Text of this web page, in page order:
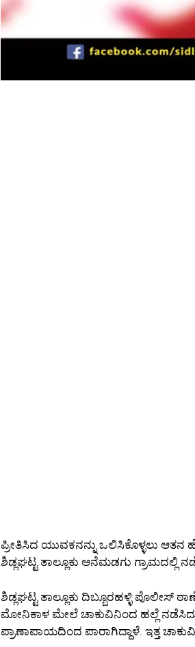
ಪ್ರೀತಿಸಿದ ಯುವಕನನ್ನು ಒಲಿಸಿಕೊಳ್ಳಲು
ಶಿಡ್ಲಘಟ್ಟ ತಾಲ್ಲೂಕು ಆನೆಮಡಗು ಗ್ರಾಮದಲ್ಲಿ
ಶಿಡ್ಲಘಟ್ಟ ತಾಲ್ಲೂಕು ದಿಬ್ಬೂರಹಳ್ಳಿ
ಮೋನಿಕಾಳ ಮೇಲೆ ಚಾಕುವಿನಿಂದ ಹಲ್ಲೆ
ಪ್ರಾಣಾಪಾಯದಿಂದ ಪಾರಾಗಿದ್ದಾಳೆ. ಇತ್ತ